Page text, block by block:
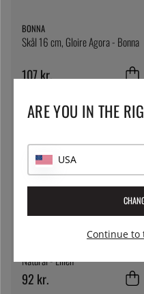
BONNA
Skål 16 cm, Gloire Agora - Bonna
107 kr.
Natural - Lilien
92 kr.
ARE YOU IN THE
USA
Continue to